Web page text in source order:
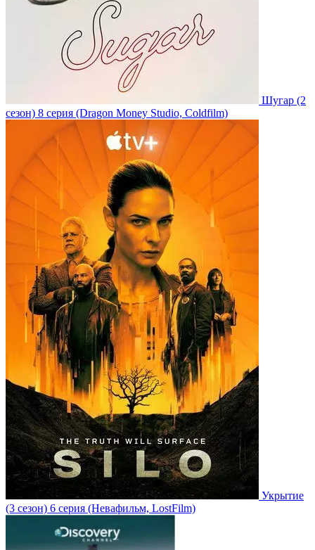
Шугар (2
сезон) 8 серия (Dragon Money Studio, Coldfilm)
Укрытие
(3 сезон) 6 серия (Невафильм, LostFilm)